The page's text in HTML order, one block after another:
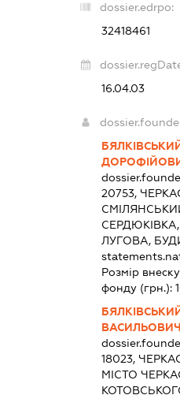
dossier.edrpo:
32418461
16.04.03
20753,
ЛУГОВА,
Розмір
фонду (грн.):
ВАСИЛЬОВИЧ
18023,
МІСТО